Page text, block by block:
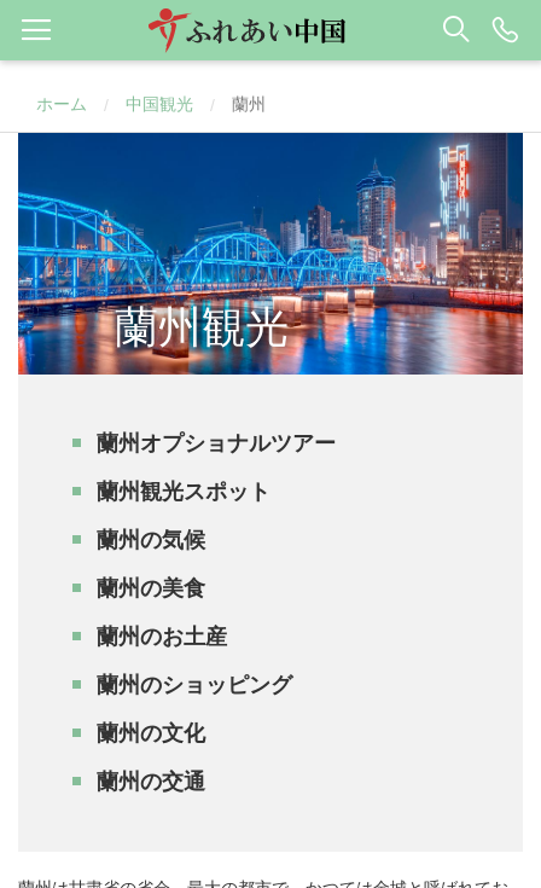
ホーム / 中国観光 / 蘭州
蘭州観光
蘭州オプショナルツアー
蘭州観光スポット
蘭州の気候
蘭州の美食
蘭州のお土産
蘭州のショッピング
蘭州の文化
蘭州の交通